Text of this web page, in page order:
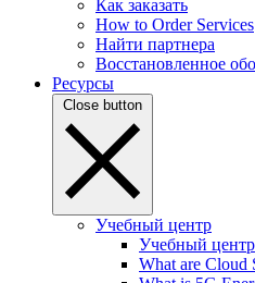
Как заказать
How to Order Services
Найти партнера
Восстановленное
Ресурсы
Close button
Учебный центр
Учебный центр
What are Cloud